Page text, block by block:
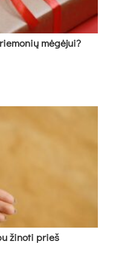
mėgėjui?
žinoti prieš